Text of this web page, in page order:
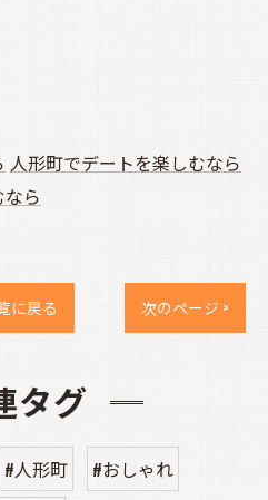
人形町でデートを楽しむなら
ら
に戻る 次のページ >
タグ
#人形町
#おしゃれ